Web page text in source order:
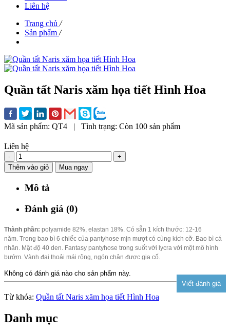
Liên hệ
Trang chủ /
Sản phẩm /
Quần tất Naris xăm họa tiết Hình Hoa
Mã sản phẩm: QT4 | Tình trạng: Còn 100 sản phẩm
Liên hệ
-
+
Thêm vào giỏ
Mua ngay
Mô tả
Đánh giá (0)
Thành phần: polyamide 82%, elastan 18%. Có sẵn 1 kích thước: 12-16
năm. Trong bao bì 6 chiếc của pantyhose mịn mượt có cùng kích cỡ. Bao bì cá
nhân. Mật độ 40 den. Fantasy pantyhose trong suốt với lycra với một mô hình
bướm. Vành đai thoải mái rộng, ngón chân được gia cố.
Không có đánh giá nào cho sản phẩm này.
Từ khóa: Quần tất Naris xăm họa tiết Hình Hoa
Danh mục